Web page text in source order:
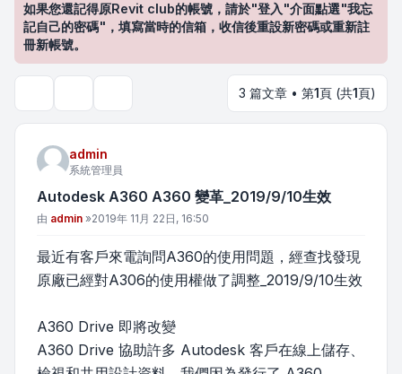
如果您還記得原Revit club的帳號，請於"登入"介面點選"我忘
記自己的密碼"，填寫當時的信箱，收信後重設新密碼或重新註
冊新帳號。
3 篇文章 • 第1頁 (共1頁)
admin
系統管理員
Autodesk A360 A360 變革_2019/9/10生效
文章
由 admin »2019年 11月 22日, 16:50
最近有客戶來電詢問A360的使用問題，經查找發現
原廠已經對A306的使用權做了調整_2019/9/10生效
A360 Drive 即將改變
A360 Drive 協助許多 Autodesk 客戶在線上儲存、